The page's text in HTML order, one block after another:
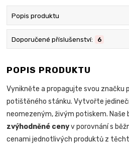
Popis produktu
Doporučené příslušenství: 6
POPIS PRODUKTU
Vynikněte a propagujte svou značku
potištěného stánku. Vytvořte
neomezeným, živým potiskem. Naše
zvýhodněné cenyv porovnání s
cenami jednotlivých produktů z